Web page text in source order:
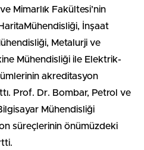
Mimarlık Fakültesi’nin
İnşaat
Metalurji ve
Mühendisliği ile Elektrik-
akreditasyon
Prof. Dr. Bombar, Petrol ve
Mühendisliği
süreçlerinin önümüzdeki